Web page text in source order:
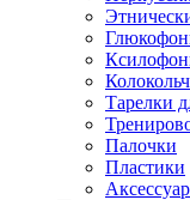
Тарелки
Палочки
Пластики